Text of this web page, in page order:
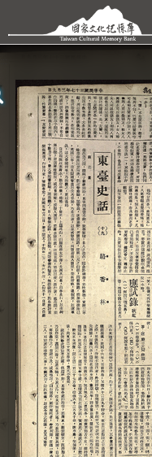
跳到主要內容區塊